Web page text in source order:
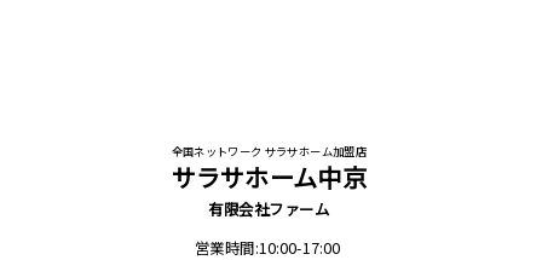
全国ネットワーク サラサホーム加盟店
サラサホーム中京
有限会社ファーム
営業時間:10:00-17:00